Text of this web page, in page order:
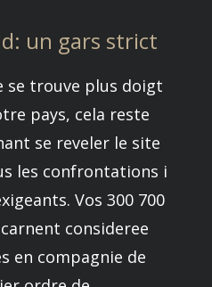
un gars strict
se trouve plus doigt
pays, cela reste
se reveler le site
les confrontations i
Vos 300 700
consideree
en compagnie de